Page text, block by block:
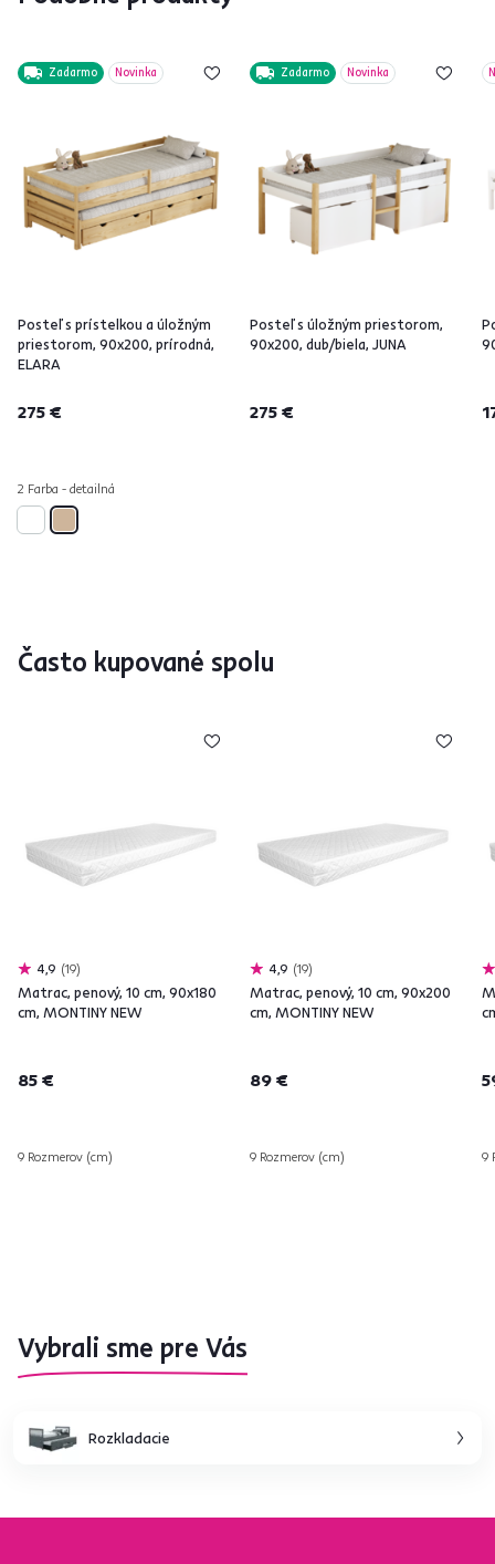
Zadarmo Novinka
Posteľ s prístelkou a úložným
priestorom, 90x200, prírodná,
ELARA
275 €
2 Farba - detailná
Zadarmo Novinka
Posteľ s úložným priestorom,
90x200, dub/biela, JUNA
275 €
Často kupované spolu
4,9 19
Matrac, penový, 10 cm, 90x180
cm, MONTINY NEW
85 €
9 Rozmerov (cm)
4,9 19
Matrac, penový, 10 cm, 90x200
cm, MONTINY NEW
89 €
9 Rozmerov (cm) 9
Vybrali sme pre Vás
Rozkladacie